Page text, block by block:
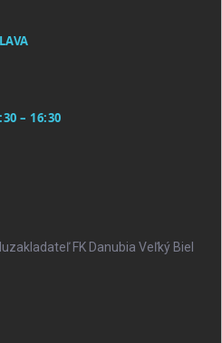
– 16:30
FK Danubia Veľký Biel